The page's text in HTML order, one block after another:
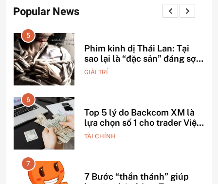
Popular News
5
Phim kinh dị Thái Lan: Tại
sao lại là “đặc sản” đáng sợ
nhất thế giới?
GIẢI TRÍ
6
Top 5 lý do Backcom XM là
lựa chọn số 1 cho trader Việt
hiện nay
TÀI CHÍNH
7
7 Bước “thần thánh” giúp